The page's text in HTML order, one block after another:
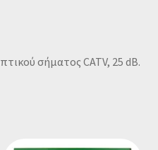
σήματος CATV, 25 dB.